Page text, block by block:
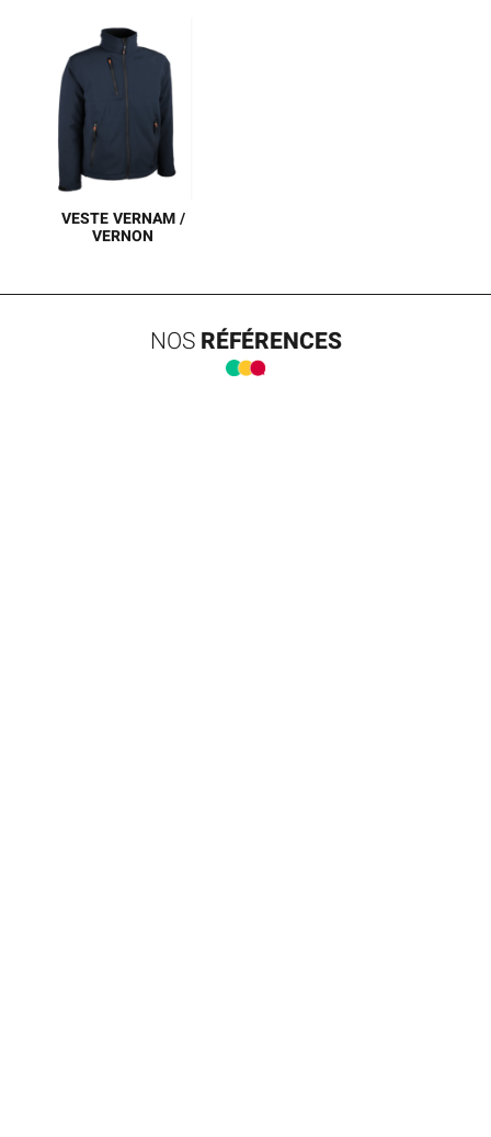
g/m2 Membrane imper-
respirante : Respirabilité:
800 g/m2/24h
Imperméabilité : 5000 mm
VESTE VERNAM /
VERNON
VENT EN SOFSHELL
NOSRÉFÉRENCES